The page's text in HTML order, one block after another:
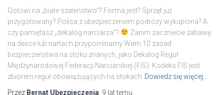
Gotowi na „białe szaleństwo”? Forma jest? Sprzęt już
przygotowany? Polisa z ubezpieczeniem podróży wykupiona? A
czy pamiętasz „dekalog narciarza”?
Zanim zaczniecie zabawę
na desce lub nartach przypominamy Wam 10 zasad
bezpieczeństwa na stoku znanych, jako Dekalog Reguł
Międzynarodowej Federacji Narciarskiej (FIS). Kodeks FIS jest
zbiorem reguł obowiązujących na stokach Dowiedz się więcej…
Przez Bernat Ubezpieczenia 9 lattemu